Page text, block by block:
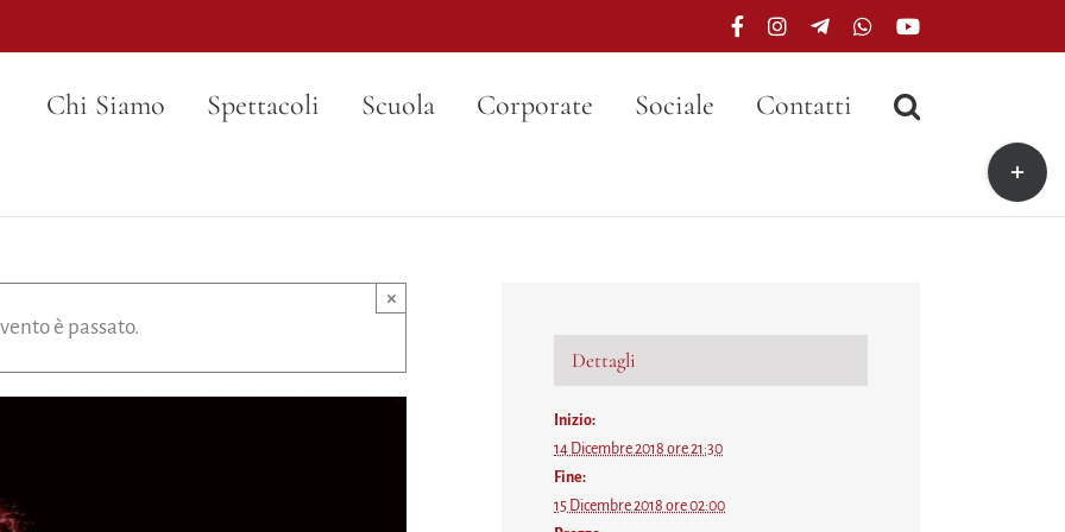
FacebookInstagramTelegramWhatsAppYouTube
Chi Siamo Spettacoli Scuola Corporate Sociale Contatti
è passato.
×
Dettagli
Inizio:
14 Dicembre 2018 ore 21:30
Fine:
15 Dicembre 2018 ore 02:00
Toggle
area
barra